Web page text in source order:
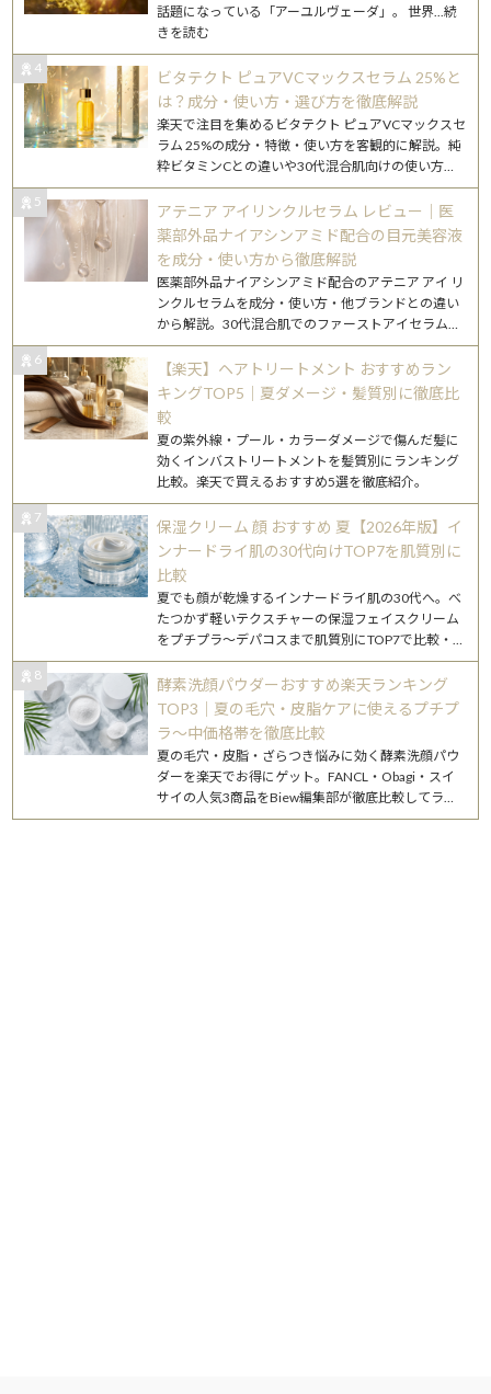
話題になっている「アーユルヴェーダ」。 世界 ...続
きを読む
4
ビタテクト ピュアVCマックスセラム 25%と
は？成分・使い方・選び方を徹底解説
楽天で注目を集めるビタテクト ピュアVCマックスセ
ラム 25%の成分・特徴・使い方を客観的に解説。純
粋ビタミンCとの違いや30代混合肌向けの使い方も
詳述します。
5
アテニア アイリンクルセラム レビュー｜医
薬部外品ナイアシンアミド配合の目元美容液
を成分・使い方から徹底解説
医薬部外品ナイアシンアミド配合のアテニア アイ リ
ンクルセラムを成分・使い方・他ブランドとの違い
から解説。30代混合肌でのファーストアイセラム選
びに役立つガイドです。
6
【楽天】ヘアトリートメント おすすめラン
キングTOP5｜夏ダメージ・髪質別に徹底比
較
夏の紫外線・プール・カラーダメージで傷んだ髪に
効くインバストリートメントを髪質別にランキング
比較。楽天で買えるおすすめ5選を徹底紹介。
7
保湿クリーム 顔 おすすめ 夏【2026年版】イ
ンナードライ肌の30代向けTOP7を肌質別に
比較
夏でも顔が乾燥するインナードライ肌の30代へ。べ
たつかず軽いテクスチャーの保湿フェイスクリーム
をプチプラ〜デパコスまで肌質別にTOP7で比較・解
説します。
8
酵素洗顔パウダーおすすめ楽天ランキング
TOP3｜夏の毛穴・皮脂ケアに使えるプチプ
ラ〜中価格帯を徹底比較
夏の毛穴・皮脂・ざらつき悩みに効く酵素洗顔パウ
ダーを楽天でお得にゲット。FANCL・Obagi・スイ
サイの人気3商品をBiew編集部が徹底比較してラン
キング化。